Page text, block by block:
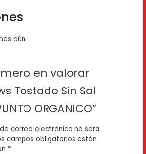
aún.
en valorar
Tostado Sin Sal
ORGANICO”
correo electrónico no será
campos obligatorios están
*